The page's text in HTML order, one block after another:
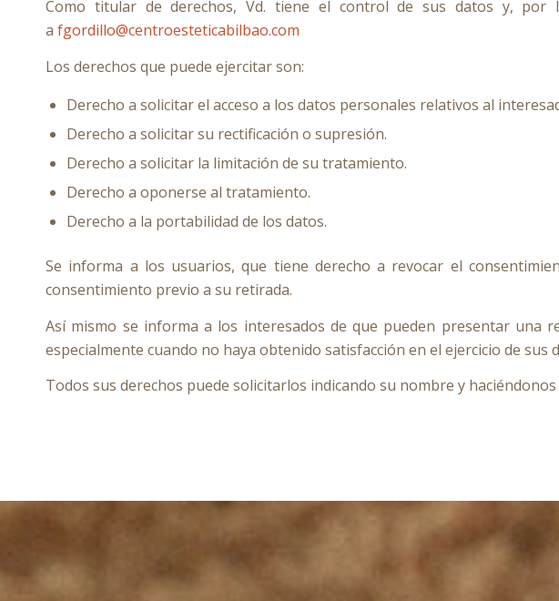
Como titular de derechos, Vd. tiene el control de sus datos y, por
a fgordillo@centroesteticabilbao.com
Los derechos que puede ejercitar son:
Derecho a solicitar el acceso a los datos personales relativos al
Derecho a solicitar su rectificación o supresión.
Derecho a solicitar la limitación de su tratamiento.
Derecho a oponerse al tratamiento.
Derecho a la portabilidad de los datos.
Se informa a los usuarios, que tiene derecho a revocar el
consentimiento previo a su retirada.
Así mismo se informa a los interesados de que pueden presentar una
especialmente cuando no haya obtenido satisfacción en el ejercicio de sus
Todos sus derechos puede solicitarlos indicando su nombre y